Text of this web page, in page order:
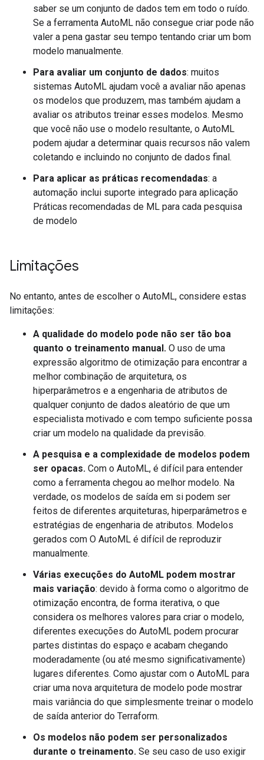
saber se um conjunto de dados tem em todo o ruído.
Se a ferramenta AutoML não consegue criar pode não
valer a pena gastar seu tempo tentando criar um bom
modelo manualmente.
Para avaliar um conjunto de dados: muitos
sistemas AutoML ajudam você a avaliar não apenas
os modelos que produzem, mas também ajudam a
avaliar os atributos treinar esses modelos. Mesmo
que você não use o modelo resultante, o AutoML
podem ajudar a determinar quais recursos não valem
coletando e incluindo no conjunto de dados final.
Para aplicar as práticas recomendadas: a
automação inclui suporte integrado para aplicação
Práticas recomendadas de ML para cada pesquisa
de modelo
Limitações
No entanto, antes de escolher o AutoML, considere estas
limitações:
A qualidade do modelo pode não ser tão boa
quanto o treinamento manual. O uso de uma
expressão algoritmo de otimização para encontrar a
melhor combinação de arquitetura, os
hiperparâmetros e a engenharia de atributos de
qualquer conjunto de dados aleatório de que um
especialista motivado e com tempo suficiente possa
criar um modelo na qualidade da previsão.
A pesquisa e a complexidade de modelos podem
ser opacas. Com o AutoML, é difícil para entender
como a ferramenta chegou ao melhor modelo. Na
verdade, os modelos de saída em si podem ser
feitos de diferentes arquiteturas, hiperparâmetros e
estratégias de engenharia de atributos. Modelos
gerados com O AutoML é difícil de reproduzir
manualmente.
Várias execuções do AutoML podem mostrar
mais variação: devido à forma como o algoritmo de
otimização encontra, de forma iterativa, o que
considera os melhores valores para criar o modelo,
diferentes execuções do AutoML podem procurar
partes distintas do espaço e acabam chegando
moderadamente (ou até mesmo significativamente)
lugares diferentes. Como ajustar com o AutoML para
criar uma nova arquitetura de modelo pode mostrar
mais variância do que simplesmente treinar o modelo
de saída anterior do Terraform.
Os modelos não podem ser personalizados
durante o treinamento. Se seu caso de uso exigir